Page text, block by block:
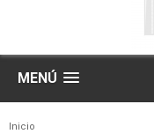
MENÚ
Inicio